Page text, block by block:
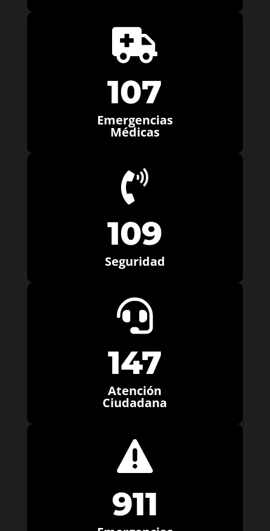

107
Emergencias
Médicas

109
Seguridad

147
Atención
Ciudadana

911